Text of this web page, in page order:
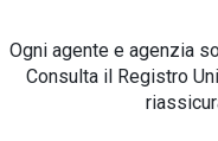
Ogni agente e agenzia
Consulta il Registro